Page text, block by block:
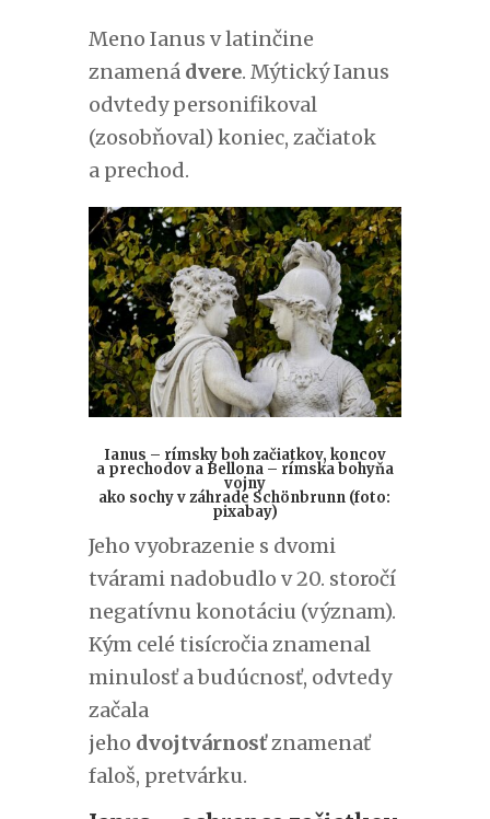
Meno Ianus v latinčine
znamená dvere. Mýtický Ianus
odvtedy personifikoval
(zosobňoval) koniec, začiatok
a prechod.
Ianus – rímsky boh začiatkov, koncov
a prechodov a Bellona – rímska bohyňa
vojny
ako sochy v záhrade Schönbrunn (foto:
pixabay)
Jeho vyobrazenie s dvomi
tvárami nadobudlo v 20. storočí
negatívnu konotáciu (význam).
Kým celé tisícročia znamenal
minulosť a budúcnosť, odvtedy
začala
jeho dvojtvárnosťznamenať
faloš, pretvárku.